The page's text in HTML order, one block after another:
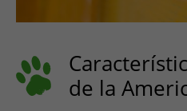
de la